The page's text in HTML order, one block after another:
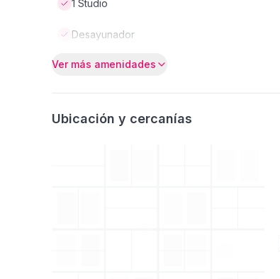
1 Studio
Desayunador
Ver más amenidades
Ubicación y cercanías